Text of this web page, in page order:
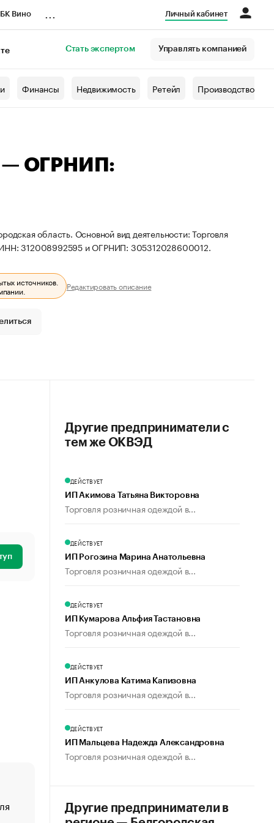
Вино Личный кабинет
Стать экспертом Управлять компанией
Финансы Недвижимость Ретейл Производство
— ОГРНИП:
область. Основной вид деятельности: Торговля
ИНН: 312008992595 и ОГРНИП: 305312028600012.
источников. Редактировать описание
«От спорта тело стареет иначе». Как живет глава
создавшей GTA
Другие предприниматели с
тем же ОКВЭД
ДЕЙСТВУЕТ
ИП Акимова Татьяна Викторовна
Торговля розничная одеждой в...
ДЕЙСТВУЕТ
ИП Рогозина Марина Анатольевна
Торговля розничная одеждой в...
ДЕЙСТВУЕТ
ИП Кумарова Альфия Тастановна
Торговля розничная одеждой в...
ДЕЙСТВУЕТ
ИП Анкулова Катима Капизовна
Торговля розничная одеждой в...
ДЕЙСТВУЕТ
ИП Мальцева Надежда Александровна
Торговля розничная одеждой в...
Другие предприниматели в